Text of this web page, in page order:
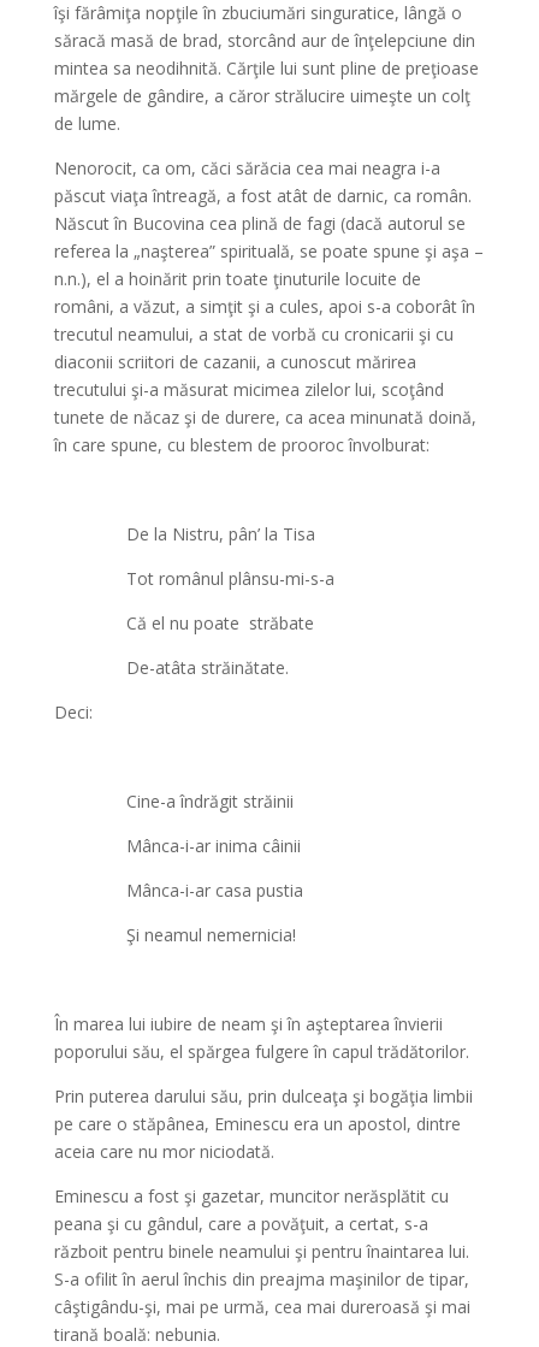
îşi fărâmiţa nopţile în zbuciumări singuratice, lângă o
săracă masă de brad, storcând aur de înţelepciune din
mintea sa neodihnită. Căr­ţile lui sunt pline de preţioase
mărgele de gândire, a căror strălucire uimeşte un colţ
de lume.
Nenorocit, ca om, căci sărăcia cea mai neagra i-a
păscut viaţa întreagă, a fost atât de darnic, ca român.
Născut în Bucovina cea plină de fagi (dacă autorul se
referea la „naşterea” spirituală, se poate spune şi aşa –
n.n.), el a hoinărit prin toate ţinuturile locuite de
români, a văzut, a simţit şi a cules, apoi s-a coborât în
trecutul neamului, a stat de vorbă cu cronicarii şi cu
diaconii scriitori de cazanii, a cunoscut mărirea
trecutului şi-a măsurat micimea zilelor lui, scoţând
tunete de năcaz şi de durere, ca acea minunată doină,
în care spune, cu blestem de prooroc învolburat:
De la Nistru, pân’ la Tisa
Tot românul plânsu-mi-s-a
Că el nu poate străbate
De-atâta străinătate.
Deci:
Cine-a îndrăgit străinii
Mânca-i-ar inima câinii
Mânca-i-ar casa pustia
Şi neamul nemernicia!
În marea lui iubire de neam şi în aşteptarea învierii
poporului său, el spărgea fulgere în capul trădătorilor.
Prin puterea darului său, prin dulceaţa şi bogăţia limbii
pe care o stăpânea, Eminescu era un apostol, dintre
aceia care nu mor niciodată.
Eminescu a fost şi gazetar, muncitor nerăsplătit cu
peana şi cu gândul, care a povăţuit, a certat, s-a
războit pentru binele neamului şi pentru înaintarea lui.
S-a ofilit în aerul închis din preajma maşinilor de tipar,
câştigându-şi, mai pe urmă, cea mai dureroasă şi mai
tirană boală: nebunia.